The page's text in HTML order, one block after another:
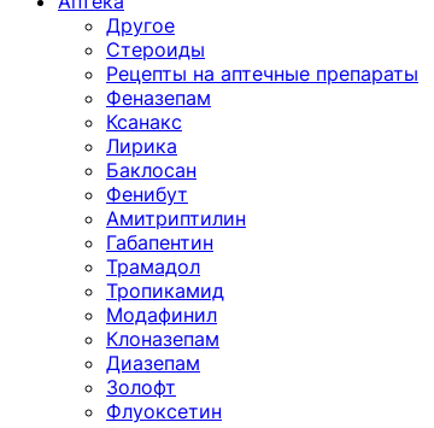
Другое
Стероиды
Рецепты на аптечные препараты
Феназепам
Ксанакс
Лирика
Баклосан
Фенибут
Амитриптилин
Габапентин
Трамадол
Тропикамид
Модафинил
Клоназепам
Диазепам
Золофт
Флуоксетин